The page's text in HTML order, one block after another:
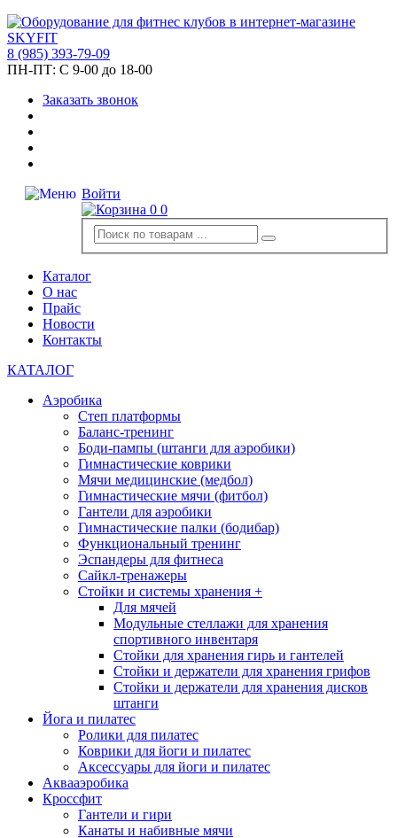
8 (985) 393-79-09
ПН-ПТ: С 9-00 до 18-00
Заказать звонок
Войти
0 0
Каталог
О нас
Прайс
Новости
Контакты
КАТАЛОГ
Аэробика
Степ платформы
Баланс-тренинг
Боди-пампы (штанги для аэробики)
Гимнастические коврики
Мячи медицинские (медбол)
Гимнастические мячи (фитбол)
Гантели для аэробики
Гимнастические палки (бодибар)
Функциональный тренинг
Эспандеры для фитнеса
Сайкл-тренажеры
Стойки и системы хранения +
Для мячей
Модульные стеллажи для хранения
спортивного инвентаря
Стойки для хранения гирь и гантелей
Стойки и держатели для хранения грифов
Стойки и держатели для хранения дисков
штанги
Йога и пилатес
Ролики для пилатес
Коврики для йоги и пилатес
Аксессуары для йоги и пилатес
Аквааэробика
Кроссфит
Гантели и гири
Канаты и набивные мячи